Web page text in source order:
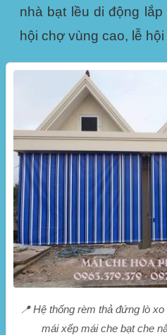
nhà bạt lều di động
hội chợ vùng cao, lễ
📍 Hệ thống rèm thả đứng lò
mái xếp mái che bạt che